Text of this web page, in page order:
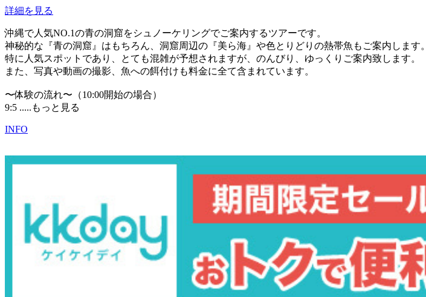
詳細を見る
沖縄で人気NO.1の青の洞窟をシュノーケリングでご案内するツアーです。
神秘的な『青の洞窟』はもちろん、洞窟周辺の『美ら海』や色とりどりの熱帯魚もご案内します。
特に人気スポットであり、とても混雑が予想されますが、のんびり、ゆっくりご案内致します。
また、写真や動画の撮影、魚への餌付けも料金に全て含まれています。
〜体験の流れ〜（10:00開始の場合）
9:5 .....もっと見る
INFO